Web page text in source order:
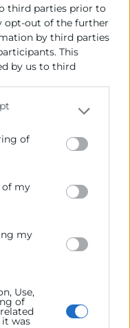
third parties prior to
opt-out of the further
by third parties
This
by us to third
one or more
store information
visit or usage
or deny consent to
Google consent
of
of my
my
Use,
of
was
con
la DANA
por la Cámara
empresarial